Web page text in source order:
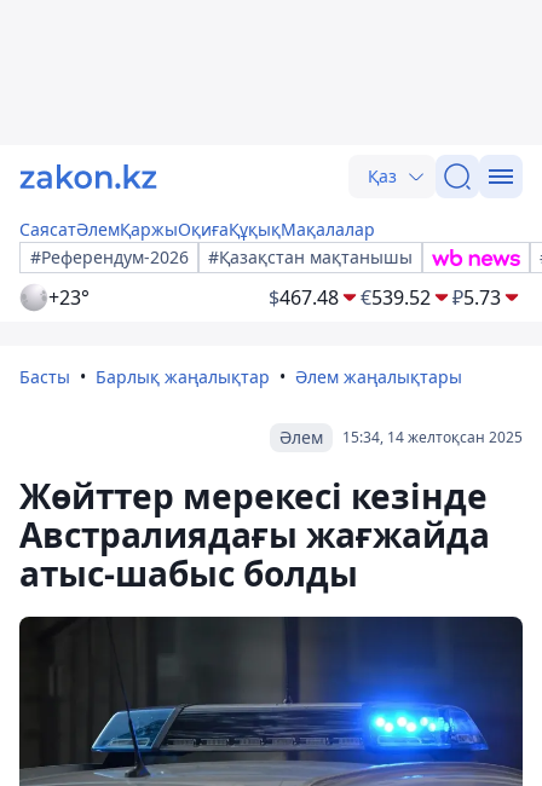
Қаз
СаясатӘлемҚаржыОқиғаҚұқықМақалалар
#Референдум-2026
#Қазақстан мақтанышы
+23° $467.48 €539.52 ₽5.73
Басты Барлық жаңалықтар Әлем жаңалықтары
15:34, 14 желтоқсан 2025
Әлем
Жөйттер мерекесі кезінде
Австралиядағы жағжайда
атыс-шабыс болды